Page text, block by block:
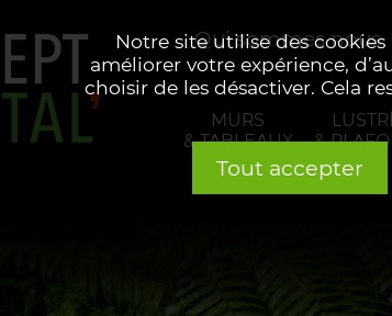
Notre site utilise des
améliorer votre expérience,
choisir de les désactiver. Cela
Tout accepter
Qui sommes nous
MURS
& TABLEAUX
&